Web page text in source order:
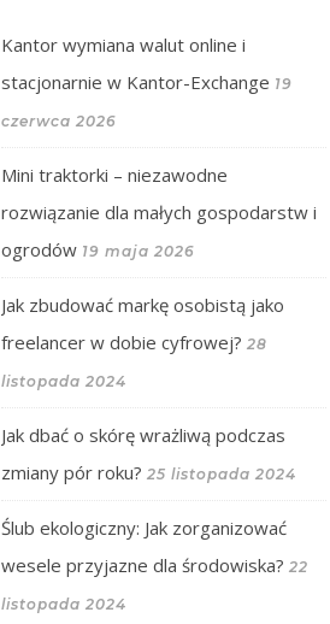
Kantor wymiana walut online i
stacjonarnie w Kantor-Exchange 19
czerwca 2026
Mini traktorki – niezawodne
rozwiązanie dla małych gospodarstw i
ogrodów 19 maja 2026
Jak zbudować markę osobistą jako
freelancer w dobie cyfrowej? 28
listopada 2024
Jak dbać o skórę wrażliwą podczas
zmiany pór roku? 25 listopada 2024
Ślub ekologiczny: Jak zorganizować
wesele przyjazne dla środowiska? 22
listopada 2024